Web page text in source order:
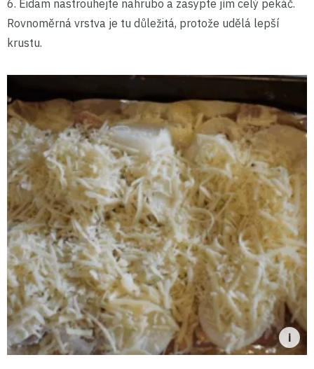
6. Eidam nastrouhejte nahrubo a zasypte jím celý pekáč.
Rovnoměrná vrstva je tu důležitá, protože udělá lepší
krustu.